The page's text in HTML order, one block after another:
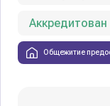
Аккредитован
Общежитие